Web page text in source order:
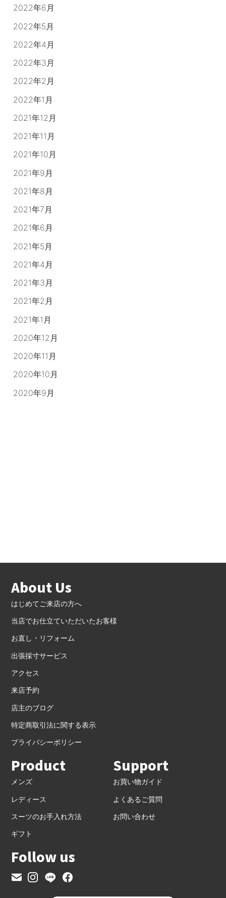
2022年6月
2022年5月
2022年4月
2022年3月
2022年2月
2022年1月
2021年12月
2021年11月
2021年10月
2021年9月
2021年8月
2021年7月
2021年6月
2021年5月
2021年4月
2021年3月
2021年2月
2021年1月
2020年12月
2020年11月
2020年10月
2020年9月
About Us
はじめてご来店の方へ
当店でお仕立ていただいたお客様
お直し・リフォーム
出張採寸サービス
アクセス
来店予約
店主のブログ
特定商取引法に関する表示
プライバシーポリシー
Product
メンズ
レディース
スーツのお手入れ方法
ギフト
Support
お買い物ガイド
よくあるご質問
お問い合わせ
Follow us